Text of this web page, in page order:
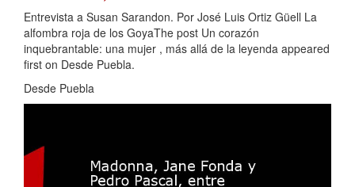
Entrevista a Susan Sarandon. Por José Luis Ortiz Güell La
alfombra roja de los GoyaThe post Un corazón
inquebrantable: una mujer , más allá de la leyenda appeared
first on Desde Puebla.
Desde Puebla